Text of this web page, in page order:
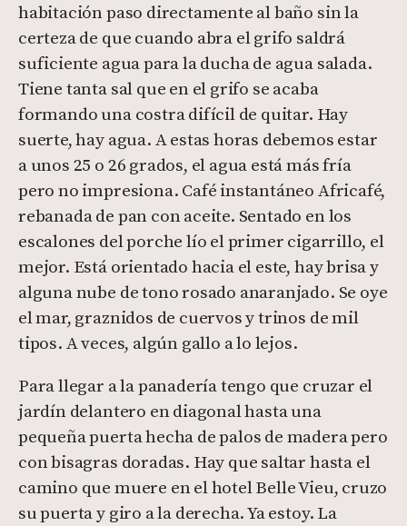
habitación paso directamente al baño sin la
certeza de que cuando abra el grifo saldrá
suficiente agua para la ducha de agua salada.
Tiene tanta sal que en el grifo se acaba
formando una costra difícil de quitar. Hay
suerte, hay agua. A estas horas debemos estar
a unos 25 o 26 grados, el agua está más fría
pero no impresiona. Café instantáneo Africafé,
rebanada de pan con aceite. Sentado en los
escalones del porche lío el primer cigarrillo, el
mejor. Está orientado hacia el este, hay brisa y
alguna nube de tono rosado anaranjado. Se oye
el mar, graznidos de cuervos y trinos de mil
tipos. A veces, algún gallo a lo lejos.
Para llegar a la panadería tengo que cruzar el
jardín delantero en diagonal hasta una
pequeña puerta hecha de palos de madera pero
con bisagras doradas. Hay que saltar hasta el
camino que muere en el hotel Belle Vieu, cruzo
su puerta y giro a la derecha. Ya estoy. La